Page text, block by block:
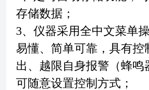
存储数据；
3、仪器采用全中文菜单
易懂、简单可靠，具有控
出、越限自身报警（蜂鸣
可随意设置控制方式；